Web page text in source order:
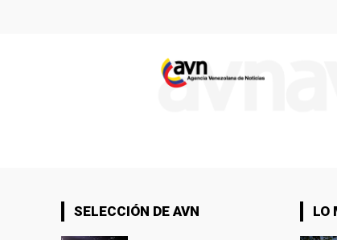
SELECCIÓN DE AVN LO